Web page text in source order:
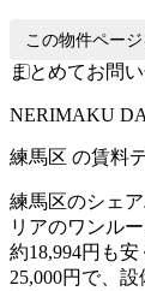
この物件ペー
まとめてお問
NERIMAKU
練馬区 の賃料
練馬区のシェ
リアのワンル
約18,994円も
25,000円で、